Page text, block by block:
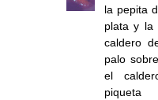
la pepita
plata y la
caldero
palo
el
piqueta